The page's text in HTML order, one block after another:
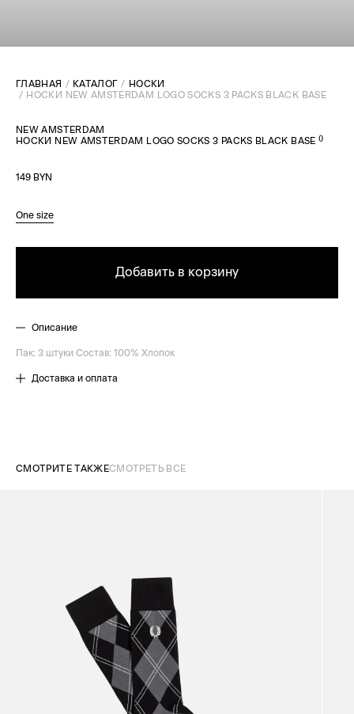
ГЛАВНАЯ КАТАЛОГ
НОСКИ
НОСКИ NEW AMSTERDAM LOGO SOCKS 3 PACKS BLACK BASE
NEW AMSTERDAM
НОСКИ NEW AMSTERDAM LOGO SOCKS 3 PACKS BLACK BASE ()
149 BYN
One size
Добавить в корзину
Описание
Пак: 3 штуки Состав: 100% Хлопок
Доставка и оплата
СМОТРИТЕ ТАКЖЕСМОТРЕТЬ ВСЕ